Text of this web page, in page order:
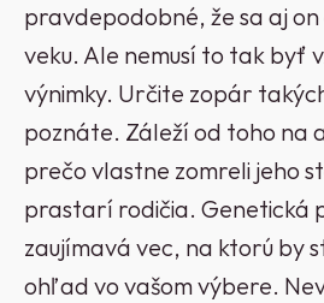
pravdepodobné, že sa aj on
veku. Ale nemusí to tak byť
výnimky. Určite zopár
poznáte. Záleží od toho na
prečo vlastne zomreli jeho
prastarí rodičia. Genetická
zaujímavá vec, na ktorú by
ohľad vo vašom výbere.